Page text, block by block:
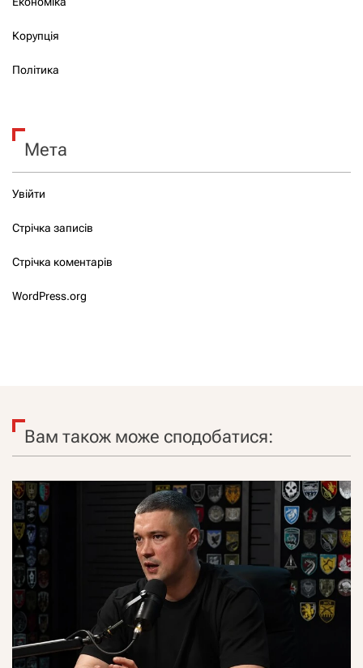
Корупція
Політика
Мета
Увійти
Стрічка записів
Стрічка коментарів
WordPress.org
Вам також може сподобатися: